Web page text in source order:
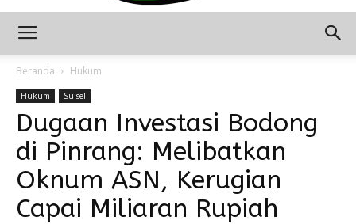
Terkini
Seputar
Beranda Hukum
Hukum Sulsel
Dugaan Investasi Bodong
di Pinrang: Melibatkan
Oknum ASN, Kerugian
Capai Miliaran Rupiah